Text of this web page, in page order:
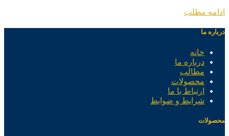
ادامه مطلب
درباره ما
خانه
درباره ما
مطالب
محصولات
ارتباط با ما
شرایط و ضوابط
محصولات